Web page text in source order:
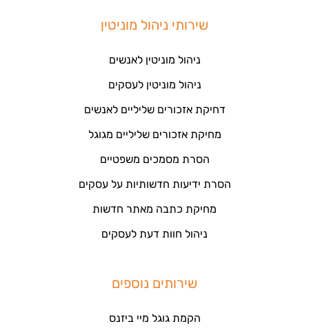
שירותי ניהול מוניטין
ניהול מוניטין לאנשים
ניהול מוניטין לעסקים
דחיקת אזכורים שליליים לאנשים
מחיקת אזכורים שליליים מגוגל
הסרת מסמכים משפטיים
הסרת ידיעות חדשותיות על עסקים
מחיקת כתבה מאתר חדשות
ניהול חוות דעת לעסקים
שירותים נוספים
הקמת גוגל מיי ביזנס